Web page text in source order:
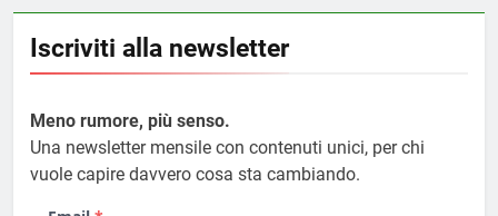
Iscriviti alla newsletter
Meno rumore, più senso.
Una newsletter mensile con contenuti unici, per chi
vuole capire davvero cosa sta cambiando.